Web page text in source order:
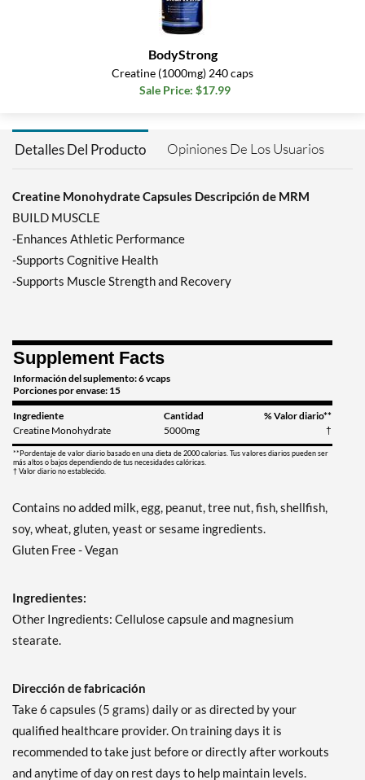
BodyStrong
Creatine (1000mg) 240 caps
Sale Price: $17.99
Detalles Del Producto Opiniones De Los Usuarios
Creatine Monohydrate Capsules Descripción de MRM
BUILD MUSCLE
-Enhances Athletic Performance
-Supports Cognitive Health
-Supports Muscle Strength and Recovery
Supplement Facts
Información del suplemento: 6 vcaps
Porciones por envase: 15
Ingrediente Cantidad
% Valor diario**
Creatine Monohydrate
5000mg †
**Pordentaje de valor diario basado en una dieta de 2000 calorias. Tus valores diarios pueden ser
más altos o bajos dependiendo de tus necesidades calóricas.
† Valor diario no establecido.
Contains no added milk, egg, peanut, tree nut, fish, shellfish,
soy, wheat, gluten, yeast or sesame ingredients.
Gluten Free - Vegan
Ingredientes:
Other Ingredients: Cellulose capsule and magnesium
stearate.
Dirección de fabricación
Take 6 capsules (5 grams) daily or as directed by your
qualified healthcare provider. On training days it is
recommended to take just before or directly after workouts
and anytime of day on rest days to help maintain levels.